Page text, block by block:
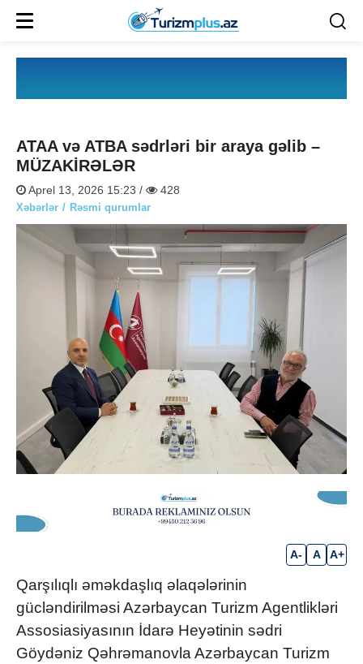
ATAA və ATBA sədrləri bir araya gəlib –
MÜZAKİRƏLƏR
Aprel 13, 2026 15:23 / 428
Xəbərlər Rəsmi qurumlar
A- A A+
Qarşılıqlı əməkdaşlıq əlaqələrinin
gücləndirilməsi Azərbaycan Turizm Agentlikləri
Assosiasiyasının İdarə Heyətinin sədri
Göydəniz Qəhrəmanovla Azərbaycan Turizm